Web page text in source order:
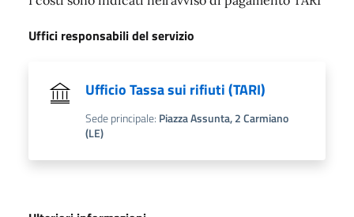
Uffici responsabili del servizio
Ufficio Tassa sui rifiuti (TARI)
Sede principale: Piazza Assunta, 2 Carmiano
(LE)